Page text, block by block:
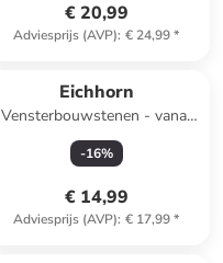
€ 20,99
Adviesprijs (AVP): € 24,99*
Eichhorn
Vensterbouwstenen - vanaf
12 maanden
-16%
€ 14,99
Adviesprijs (AVP): € 17,99*